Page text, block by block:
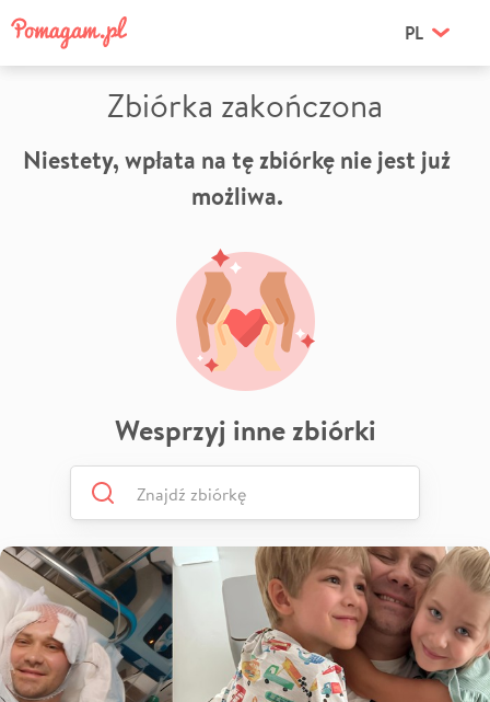
PL
Zbiórka zakończona
Niestety, wpłata na tę zbiórkę nie jest już
możliwa.
Wesprzyj inne zbiórki